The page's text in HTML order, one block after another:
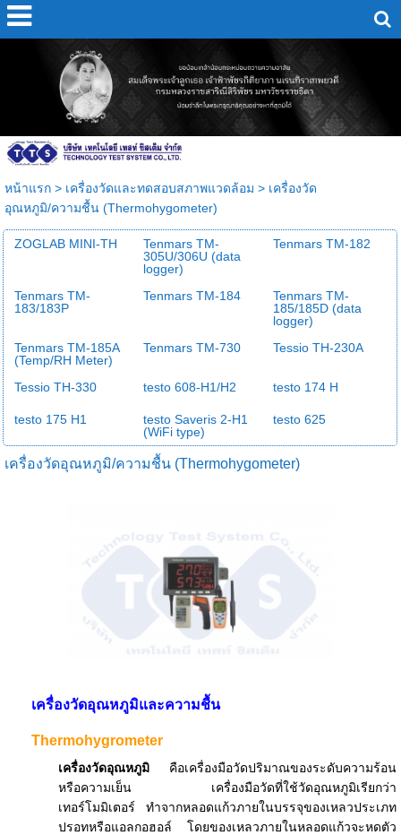
หน้าแรก> เครื่องวัดและทดสอบสภาพแวดล้อม > เครื่องวัด
อุณหภูมิ/ความชื้น (Thermohygometer)
ZOGLAB MINI-TH
Tenmars TM-
305U/306U (data
logger)
Tenmars TM-182
Tenmars TM-
183/183P
Tenmars TM-184
Tenmars TM-
185/185D (data
logger)
Tenmars TM-185A
(Temp/RH Meter)
Tenmars TM-730 Tessio TH-230A
Tessio TH-330 testo 608-H1/H2 testo 174 H
testo 175 H1
testo Saveris 2-H1
(WiFi type)
testo 625
เครื่องวัดอุณหภูมิ/ความชื้น (Thermohygometer)
เครื่องวัดอุณหภูมิและความชื้น
Thermohygrometer
เครื่องวัดอุณหภูมิคือเครื่องมือวัดปริมาณของระดับความร้อน
หรือความเย็น เครื่องมือวัดที่ใช้วัดอุณหภูมิเรียกว่า
เทอร์โมมิเตอร์ ทำจากหลอดแก้วภายในบรรจุของเหลวประเภท
ปรอทหรือแอลกอฮอล์ โดยของเหลวภายในหลอดแก้วจะหดตัว